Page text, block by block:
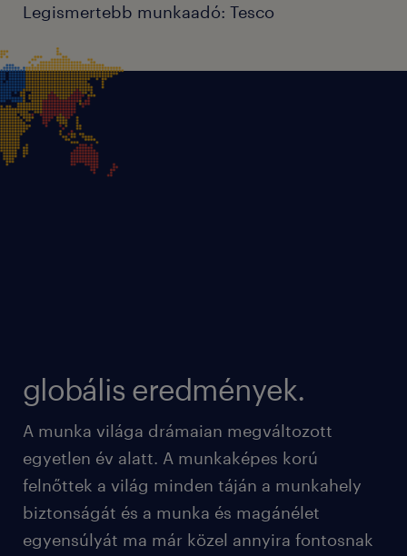
Legismertebb munkaadó: Tesco
globális eredmények.
A munka világa drámaian megváltozott
egyetlen év alatt. A munkaképes korú
felnőttek a világ minden táján a munkahely
biztonságát és a munka és magánélet
egyensúlyát ma már közel annyira fontosnak